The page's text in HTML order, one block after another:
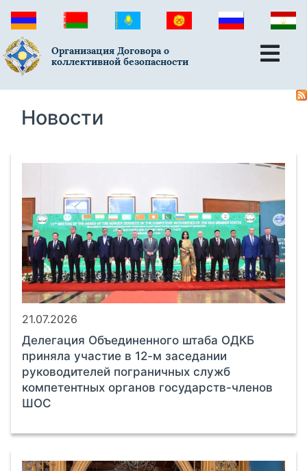
Организация Договора о
коллективной безопасности
Новости
21.07.2026
Делегация Объединенного штаба ОДКБ
приняла участие в 12-м заседании
руководителей пограничных служб
компетентных органов государств-членов
ШОС